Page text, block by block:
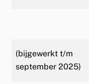
(bijgewerkt t/m
september 2025)